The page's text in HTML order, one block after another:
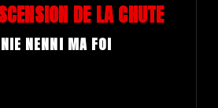
DE LA CHUTE
NENNI MA FOI